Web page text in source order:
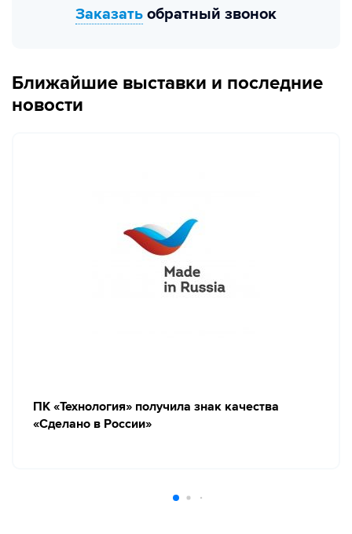
Заказать обратный звонок
Ближайшие выставки и последние
новости
ПК «Технология» получила знак качества
«Сделано в России»